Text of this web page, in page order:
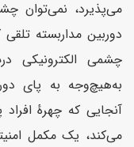
می‌پذیرد، نمی‌توان
دوربین مداربسته
چشمی الکترونیکی
به‌هیچ‌وجه به پای
آنجایی که چهرهٔ
می‌کند، یک مکمل